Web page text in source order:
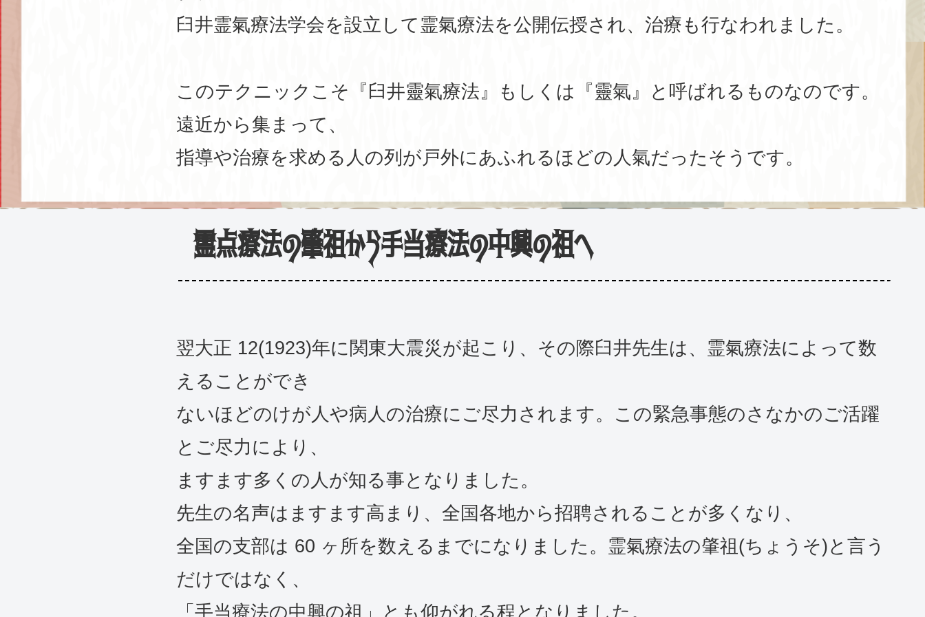
臼井霊氣療法学会を設立して霊氣療法を公開伝授され、治療も行なわれました。
このテクニックこそ『臼井靈氣療法』もしくは『靈氣』と呼ばれるものなのです。
遠近から集まって、
指導や治療を求める人の列が戸外にあふれるほどの人氣だったそうです。
霊点療法の肇祖から手当療法の中興の祖へ
翌大正 12(1923)年に関東大震災が起こり、その際臼井先生は、霊氣療法によって数
えることができ
ないほどのけが人や病人の治療にご尽力されます。この緊急事態のさなかのご活躍
とご尽力により、
ますます多くの人が知る事となりました。
先生の名声はますます高まり、全国各地から招聘されることが多くなり、
全国の支部は 60 ヶ所を数えるまでになりました。霊氣療法の肇祖(ちょうそ)と言う
だけではなく、
「手当療法の中興の祖」とも仰がれる程となりました。